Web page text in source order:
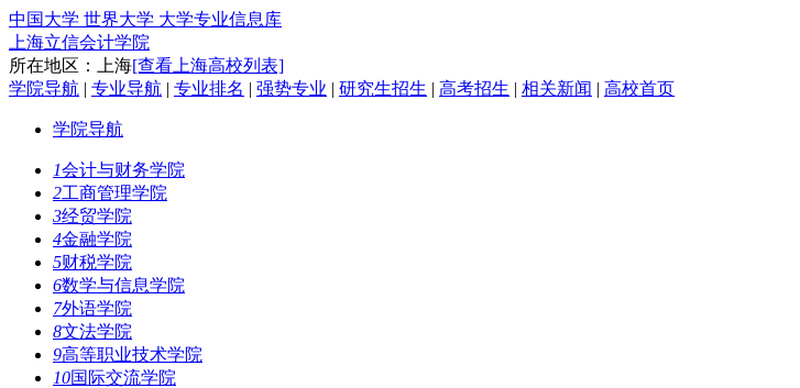
中国大学 世界大学 大学专业信息库
上海立信会计学院
所在地区：上海[查看上海高校列表]
学院导航 | 专业导航 | 专业排名 | 强势专业 | 研究生招生 | 高考招生 | 相关新闻 | 高校首页
学院导航
1会计与财务学院
2工商管理学院
3经贸学院
4金融学院
5财税学院
6数学与信息学院
7外语学院
8文法学院
9高等职业技术学院
10国际交流学院